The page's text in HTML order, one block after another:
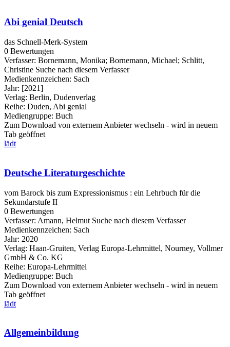
Abi genial Deutsch
das Schnell-Merk-System
0 Bewertungen
Verfasser: Bornemann, Monika; Bornemann, Michael; Schlitt,
Christine Suche nach diesem Verfasser
Medienkennzeichen: Sach
Jahr: [2021]
Verlag: Berlin, Dudenverlag
Reihe: Duden, Abi genial
Mediengruppe: Buch
Zum Download von externem Anbieter wechseln - wird in neuem
Tab geöffnet
lädt
Deutsche Literaturgeschichte
vom Barock bis zum Expressionismus : ein Lehrbuch für die
Sekundarstufe II
0 Bewertungen
Verfasser: Amann, Helmut Suche nach diesem Verfasser
Medienkennzeichen: Sach
Jahr: 2020
Verlag: Haan-Gruiten, Verlag Europa-Lehrmittel, Nourney, Vollmer
GmbH & Co. KG
Reihe: Europa-Lehrmittel
Mediengruppe: Buch
Zum Download von externem Anbieter wechseln - wird in neuem
Tab geöffnet
lädt
Allgemeinbildung